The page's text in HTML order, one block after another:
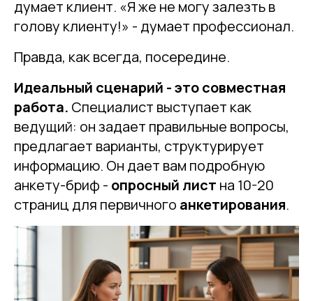
думает клиент. «Я же не могу залезть в
голову клиенту!» - думает профессионал.
Правда, как всегда, посередине.
Идеальный сценарий - это совместная
работа. Специалист выступает как
ведущий: он задает правильные вопросы,
предлагает варианты, структурирует
информацию. Он дает вам подробную
анкету-бриф - опросный лист на 10-20
страниц для первичного анкетирования.